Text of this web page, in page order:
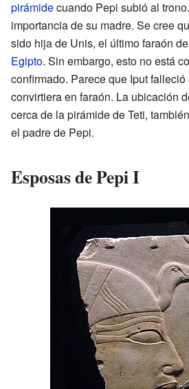
pirámidecuando Pepi subió al
importancia de su madre. Se cree
sido hija de Unis, el último faraón
Egipto. Sin embargo, esto no está
confirmado. Parece que Iput
convirtiera en faraón. La ubicación
cerca de la pirámide de Teti,
el padre de Pepi.
Esposas de Pepi I